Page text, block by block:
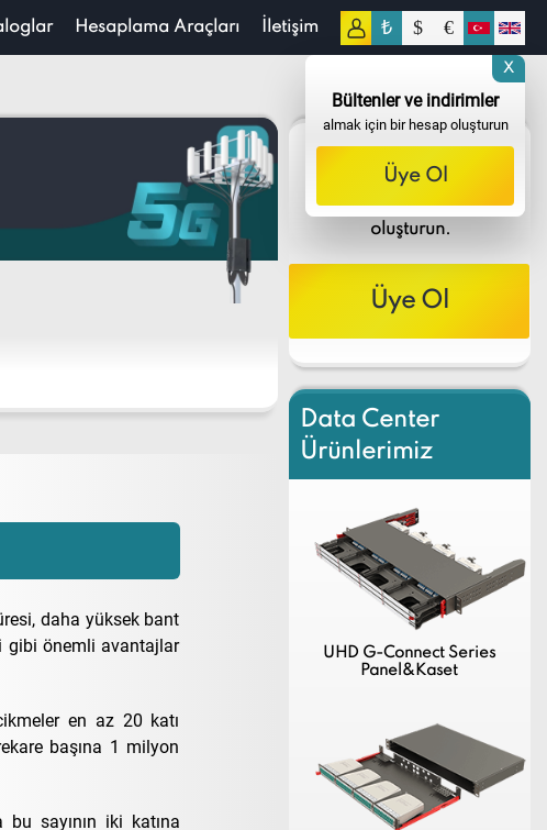
Hesaplama Araçları İletişim ₺ $ €
Bültenler ve
indirimler
almak için bir hesap
oluşturun.
Üye Ol
Data Center
Ürünlerimiz
UHD G-Connect Series
Panel&Kaset
daha yüksek bant
gibi önemli avantajlar
en az 20 katı
başına 1 milyon
sayının iki katına
X
Bültenler ve indirimler
almak için bir hesap oluşturun
Üye Ol